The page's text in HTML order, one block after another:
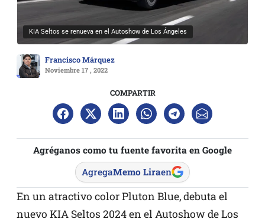
KIA Seltos se renueva en el Autoshow de Los Ángeles
Francisco Márquez
Noviembre 17 , 2022
COMPARTIR
Agréganos como tu fuente favorita en Google
AgregaMemo Liraen
En un atractivo color Pluton Blue, debuta el
nuevo KIA Seltos 2024 en el Autoshow de Los